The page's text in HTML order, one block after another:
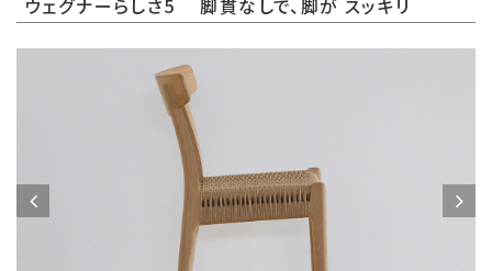
ウェグナーらしさ5 脚貫なしで、脚が スッキリ